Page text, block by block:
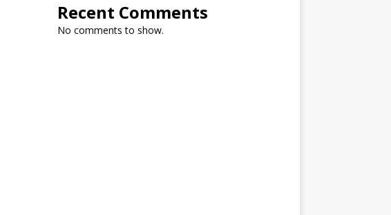
Recent Comments
No comments to show.